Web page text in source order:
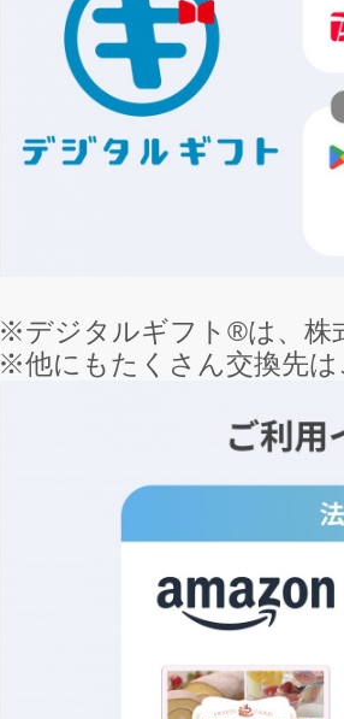
※デジタルギフト®は、株
※他にもたくさん交換先